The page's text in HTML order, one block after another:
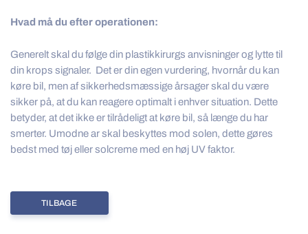
Hvad må du efter operationen:
Generelt skal du følge din plastikkirurgs anvisninger og lytte til
din krops signaler. Det er din egen vurdering, hvornår du kan
køre bil, men af sikkerhedsmæssige årsager skal du være
sikker på, at du kan reagere optimalt i enhver situation. Dette
betyder, at det ikke er tilrådeligt at køre bil, så længe du har
smerter. Umodne ar skal beskyttes mod solen, dette gøres
bedst med tøj eller solcreme med en høj UV faktor.
TILBAGE